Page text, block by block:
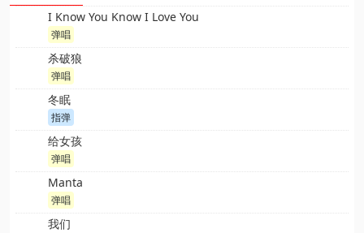
I Know You Know I Love You
弹唱
杀破狼
弹唱
冬眠
指弹
给女孩
弹唱
Manta
弹唱
我们